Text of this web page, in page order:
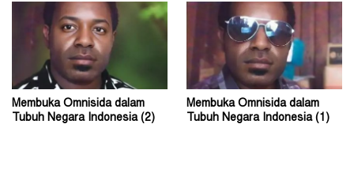
Membuka Omnisida dalam
Tubuh Negara Indonesia (2)
Membuka Omnisida dalam
Tubuh Negara Indonesia (1)